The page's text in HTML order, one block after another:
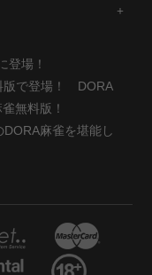
登場！
版で登場！ DORA
無料版！
麻雀を堪能し